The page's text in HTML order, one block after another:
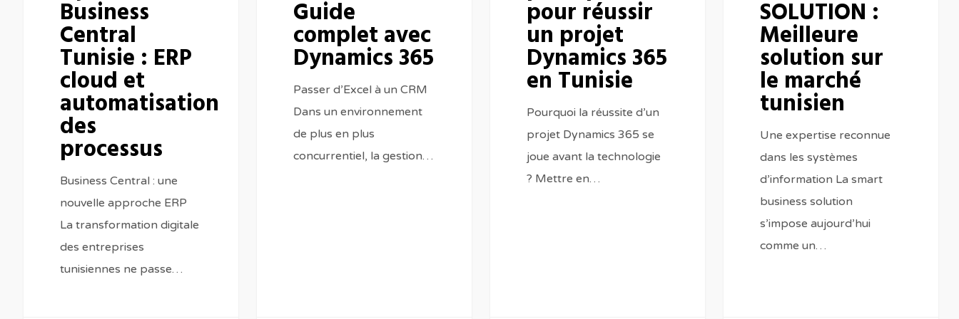
processusBusiness
Central
Tunisie : ERP
cloud et
automatisation
des
processus
Business Central : une
nouvelle approche ERP
La transformation digitale
des entreprises
tunisiennes ne passe…
Guide
complet avec
Dynamics 365
Passer d’Excel à un CRM
Dans un environnement
de plus en plus
concurrentiel, la gestion…
pour réussir
un projet
Dynamics 365
en Tunisie
Pourquoi la réussite d’un
projet Dynamics 365 se
joue avant la technologie
? Mettre en…
SOLUTION :
Meilleure
solution sur
le marché
tunisien
Une expertise reconnue
dans les systèmes
d’information La smart
business solution
s’impose aujourd’hui
comme un…